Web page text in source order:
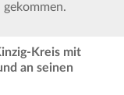
Kreis mit
an seinen